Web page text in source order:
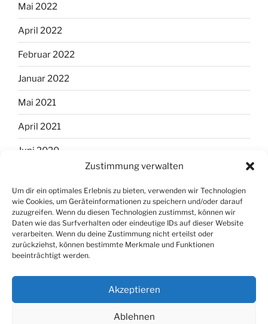
Zustimmung verwalten
Um dir ein optimales Erlebnis zu bieten, verwenden wir Technologien
wie Cookies, um Geräteinformationen zu speichern und/oder darauf
zuzugreifen. Wenn du diesen Technologien zustimmst, können wir
Daten wie das Surfverhalten oder eindeutige IDs auf dieser Website
verarbeiten. Wenn du deine Zustimmung nicht erteilst oder
zurückziehst, können bestimmte Merkmale und Funktionen
beeinträchtigt werden.
Akzeptieren
Ablehnen
Mai 2022
April 2022
Februar 2022
Januar 2022
Mai 2021
April 2021
Juni 2020
März 2020
Februar 2020
Januar 2020